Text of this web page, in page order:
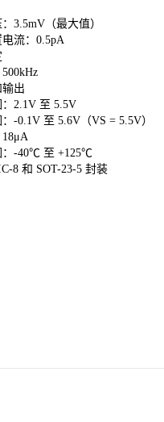
3.5mV（最大值）
流：0.5pA
出
2.1V 至 5.5V
-0.1V 至 5.6V（VS = 5.5V）
：-40℃ 至 +125℃
8 和 SOT-23-5 封装